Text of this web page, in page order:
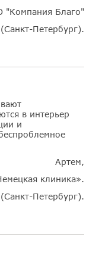
"Компания Благо"
(Санкт-Петербург).
в интерьер
и
Артем,
клиника».
(Санкт-Петербург).